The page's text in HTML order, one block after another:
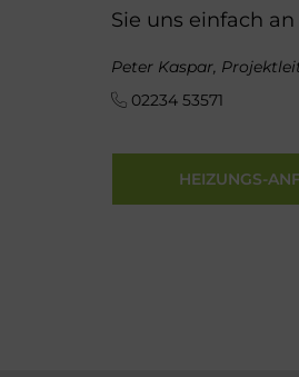
Sie uns einfach
Peter Kaspar,
02234 53571
HEIZUNGS-